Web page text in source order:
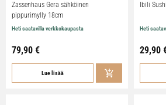
Zassenhaus Gera sähköinen
pippurimylly 18cm
Heti saatavilla verkkokaupasta
79,90 €
Lue lisää
Ibili
Heti
29,90